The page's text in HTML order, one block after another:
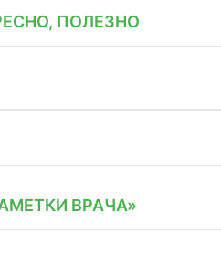
ПОЛЕЗНО
ВРАЧА»